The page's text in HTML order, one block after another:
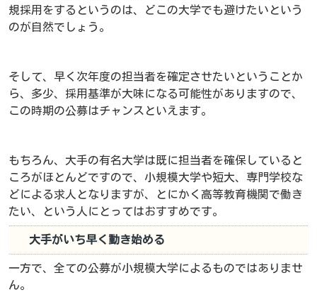
規採用をするというのは、どこの大学でも避けたいという
のが自然でしょう。
そして、早く次年度の担当者を確定させたいということか
ら、多少、採用基準が大味になる可能性がありますので、
この時期の公募はチャンスといえます。
もちろん、大手の有名大学は既に担当者を確保していると
ころがほとんどですので、小規模大学や短大、専門学校な
どによる求人となりますが、とにかく高等教育機関で働き
たい、という人にとってはおすすめです。
大手がいち早く動き始める
一方で、全ての公募が小規模大学によるものではありませ
ん。